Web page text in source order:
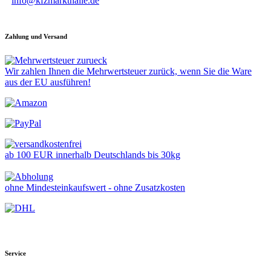
Zahlung und Versand
Wir zahlen Ihnen die Mehrwertsteuer zurück, wenn Sie die Ware
aus der EU ausführen!
ab 100 EUR innerhalb Deutschlands bis 30kg
ohne Mindesteinkaufswert - ohne Zusatzkosten
Service